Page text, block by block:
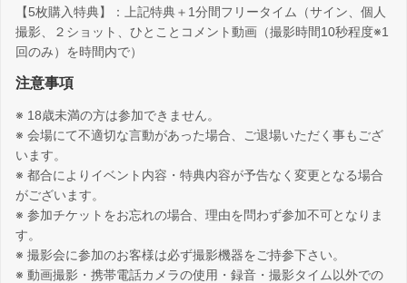
【5枚購入特典】：上記特典＋1分間フリータイム（サイン、個人
撮影、２ショット、ひとことコメント動画（撮影時間10秒程度※1
回のみ）を時間内で）
注意事項
※ 18歳未満の方は参加できません。
※ 会場にて不適切な言動があった場合、ご退場いただく事もござ
います。
※ 都合によりイベント内容・特典内容が予告なく変更となる場合
がございます。
※ 参加チケットをお忘れの場合、理由を問わず参加不可となりま
す。
※ 撮影会に参加のお客様は必ず撮影機器をご持参下さい。
※ 動画撮影・携帯電話カメラの使用・録音・撮影タイム以外での